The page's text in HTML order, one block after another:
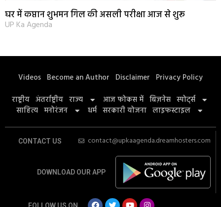
घर में कप्तान शुभमन गिल की असली परीक्षा आज से शुरू
UP Ka Agenda
Videos Become an Author Disclaimer Privacy Policy
राष्ट्रीय अंतर्राष्ट्रीय राज्य आज फोकस में बिज़नेस स्पोर्ट्स
साहित्य मनोरंजन धर्म सरकारी योजना लाइफस्टाइल
CONTACT US contact@upkaagenda.dreamhosters.com
DOWNLOAD OUR APP
FOLLOW US ON